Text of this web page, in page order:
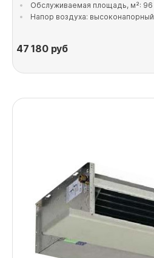
Обслуживаемая площадь, м²: 96
Напор воздуха: высоконапорный
47 180руб